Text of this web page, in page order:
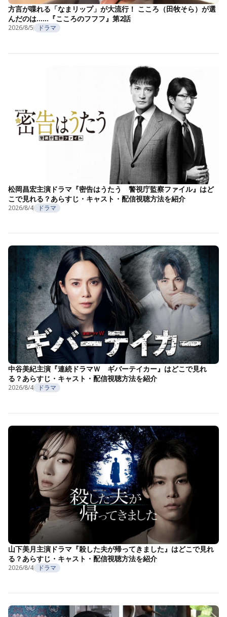
方言が喋れる「なまリップ」が大流行！ こころ（田牧そら）が選
んだのは……『こころのフフフ』第2話
2026/8/5 ドラマ
松岡昌宏主演ドラマ『密告はうたう 警視庁監察ファイル』はど
こで見れる？あらすじ・キャスト・配信視聴方法を紹介
2026/8/4 ドラマ
中谷美紀主演『連続ドラマＷ ギバーテイカー』はどこで見れ
る？あらすじ・キャスト・配信視聴方法を紹介
2026/8/4 ドラマ
山下美月主演ドラマ『殺した夫が帰ってきました』はどこで見れ
る？あらすじ・キャスト・配信視聴方法を紹介
2026/8/4 ドラマ